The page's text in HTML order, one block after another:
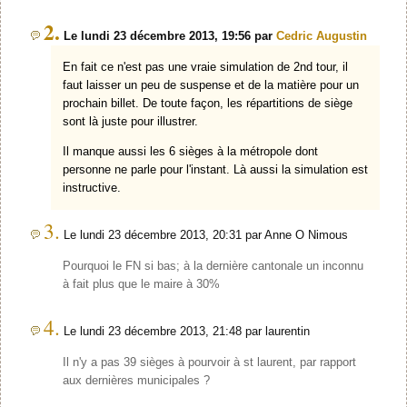
2. Le lundi 23 décembre 2013, 19:56 par Cedric Augustin
En fait ce n'est pas une vraie simulation de 2nd tour, il
faut laisser un peu de suspense et de la matière pour un
prochain billet. De toute façon, les répartitions de siège
sont là juste pour illustrer.
Il manque aussi les 6 sièges à la métropole dont
personne ne parle pour l'instant. Là aussi la simulation est
instructive.
3. Le lundi 23 décembre 2013, 20:31 par Anne O Nimous
Pourquoi le FN si bas; à la dernière cantonale un inconnu
à fait plus que le maire à 30%
4. Le lundi 23 décembre 2013, 21:48 par laurentin
Il n'y a pas 39 sièges à pourvoir à st laurent, par rapport
aux dernières municipales ?